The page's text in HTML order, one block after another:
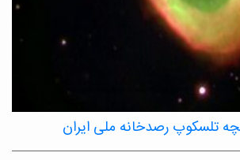
تلسکوپ رصدخانه ملی ایران